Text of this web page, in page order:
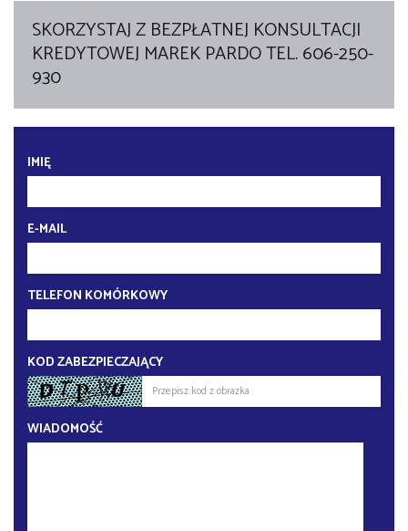
SKORZYSTAJ Z BEZPŁATNEJ KONSULTACJI
KREDYTOWEJ MAREK PARDO TEL. 606-250-
930
IMIĘ
E-MAIL
TELEFON KOMÓRKOWY
KOD ZABEZPIECZAJĄCY
WIADOMOŚĆ